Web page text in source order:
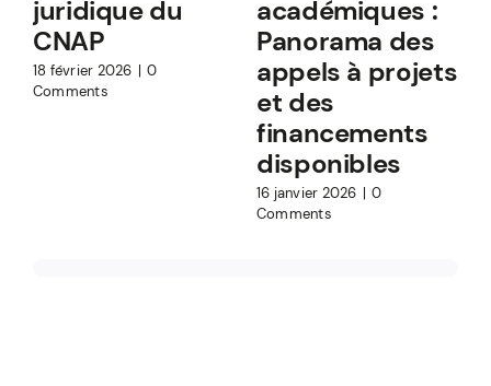
juridique du
CNAP
18 février 2026 | 0
Comments
académiques :
Panorama des
appels à projets
et des
financements
disponibles
16 janvier 2026 | 0
Comments